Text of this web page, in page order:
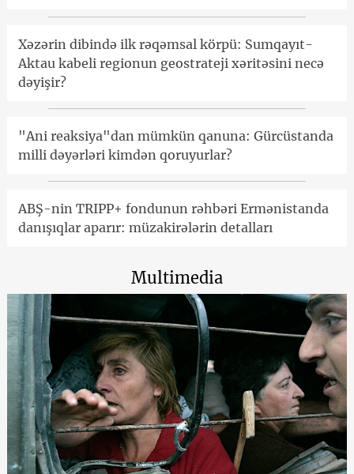
Xəzərin dibində ilk rəqəmsal körpü: Sumqayıt-
Aktau kabeli regionun geostrateji xəritəsini necə
dəyişir?
"Ani reaksiya"dan mümkün qanuna: Gürcüstanda
milli dəyərləri kimdən qoruyurlar?
ABŞ-nin TRIPP+ fondunun rəhbəri Ermənistanda
danışıqlar aparır: müzakirələrin detalları
Multimedia